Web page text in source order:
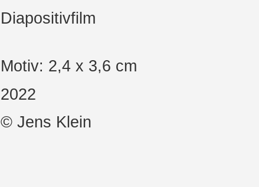
Diapositivfilm
Motiv: 2,4 x 3,6 cm
2022
© Jens Klein